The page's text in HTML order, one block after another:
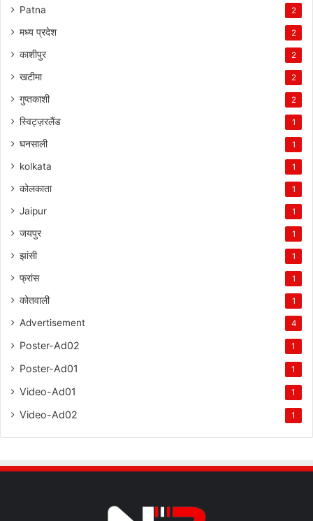
Patna 2
मध्य प्रदेश 2
काशीपुर 2
खटीमा 2
गुप्तकाशी 2
स्विट्ज़रलैंड 1
घनसाली 1
kolkata 1
कोलकाता 1
Jaipur 1
जयपुर 1
झांसी 1
फ्रांस 1
कोतवाली 1
Advertisement 4
Poster-Ad02 1
Poster-Ad01 1
Video-Ad01 1
Video-Ad02 1